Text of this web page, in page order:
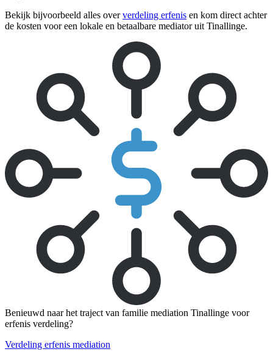
Bekijk bijvoorbeeld alles oververdeling erfenis en kom direct achter
de kosten voor een lokale en betaalbare mediator uit Tinallinge.
Benieuwd naar het traject van familie mediation Tinallinge voor
erfenis verdeling?
Verdeling erfenis mediation